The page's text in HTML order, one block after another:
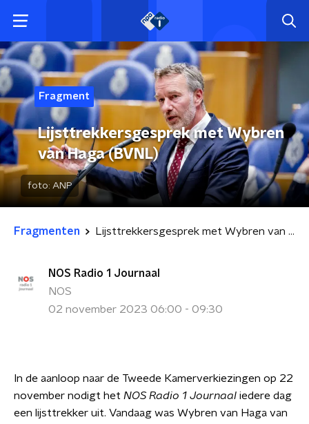
Fragment
Lijsttrekkersgesprek met Wybren
van Haga (BVNL)
foto: ANP
Fragmenten Lijsttrekkersgesprek met Wybren van Haga (BVNL)
NOS Radio 1 Journaal
NOS
02 november 2023 06:00 - 09:30
In de aanloop naar de Tweede Kamerverkiezingen op 22
november nodigt het NOS Radio 1 Journaal iedere dag
een lijsttrekker uit. Vandaag was Wybren van Haga van